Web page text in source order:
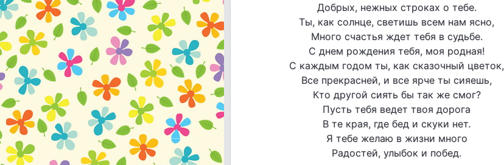
Добрых, нежных строках о тебе.
Ты, как солнце, светишь всем нам ясно,
Много счастья ждет тебя в судьбе.
С днем рождения тебя, моя родная!
С каждым годом ты, как сказочный цветок,
Все прекрасней, и все ярче ты сияешь,
Кто другой сиять бы так же смог?
Пусть тебя ведет твоя дорога
В те края, где бед и скуки нет.
Я тебе желаю в жизни много
Радостей, улыбок и побед.